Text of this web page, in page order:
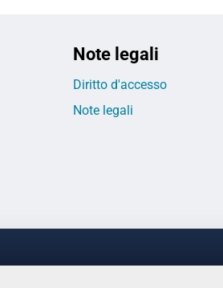
Note legali
Diritto d'accesso
Note legali
LINKS